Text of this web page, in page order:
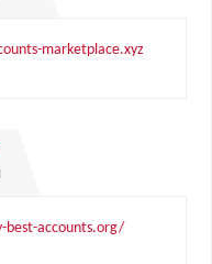
marketplace.xyz
best-accounts.org/